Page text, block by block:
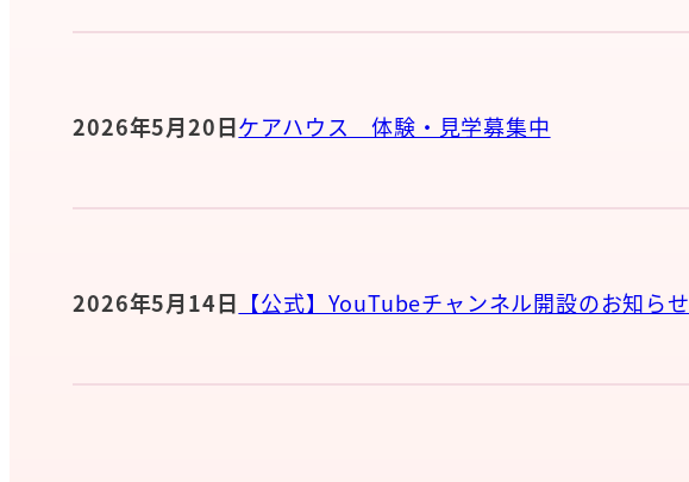
2026年5月20日ケアハウス 体験・見学募集中
2026年5月14日 【公式】YouTubeチャンネル開設のお知らせ